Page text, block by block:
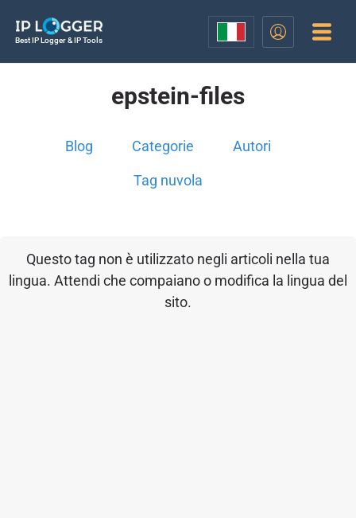
Best IP Logger & IP Tools
epstein-files
Blog Categorie Autori
Tag nuvola